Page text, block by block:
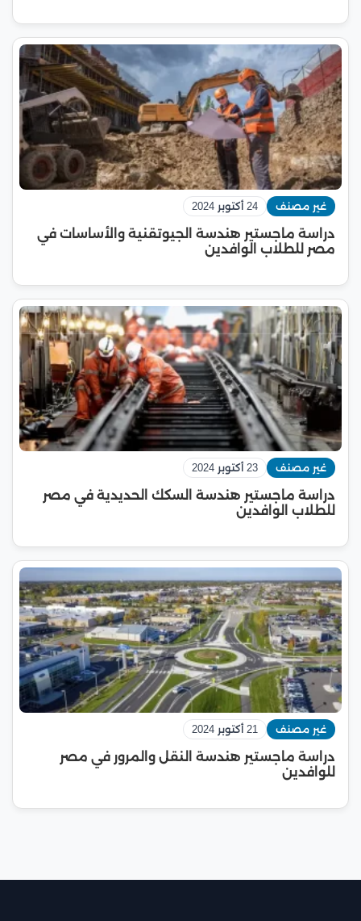
غير مصنف 24 أكتوبر 2024
دراسة ماجستير هندسة الجيوتقنية والأساسات في
مصر للطلاب الوافدين
غير مصنف 23 أكتوبر 2024
دراسة ماجستير هندسة السكك الحديدية في مصر
للطلاب الوافدين
غير مصنف 21 أكتوبر 2024
دراسة ماجستير هندسة النقل والمرور في مصر
للوافدين